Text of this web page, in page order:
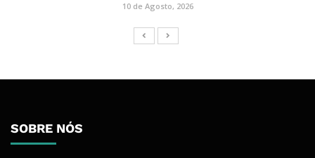
10 de Agosto, 2026
SOBRE NÓS